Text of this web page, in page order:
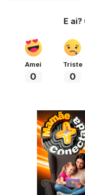
E
Amei
0
Triste
0